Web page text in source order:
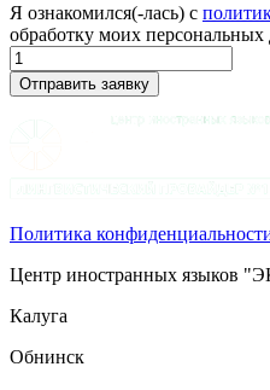
Я ознакомился(-лась) с
обработку моих
Политика
Центр иностранных языков
Калуга
Обнинск